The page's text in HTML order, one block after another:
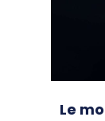
Le